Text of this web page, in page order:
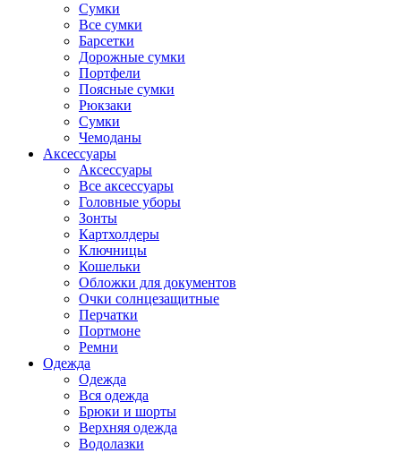
Сумки
Все сумки
Барсетки
Дорожные сумки
Портфели
Поясные сумки
Рюкзаки
Сумки
Чемоданы
Аксессуары
Аксессуары
Все аксессуары
Головные уборы
Зонты
Картхолдеры
Ключницы
Кошельки
Обложки для документов
Очки солнцезащитные
Перчатки
Портмоне
Ремни
Одежда
Одежда
Вся одежда
Брюки и шорты
Верхняя одежда
Водолазки